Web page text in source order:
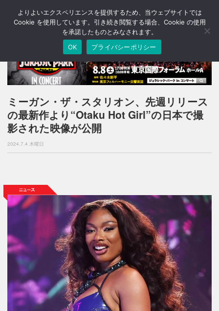
T
o
n
a
v
g
a
n
ミーガン・ザ・スタリオン、先週リリース
の最新作より“Otaku Hot Girl”の日本で撮
影された映像が公開
2024.7.4 木曜日
よりよいエクスペリエンスを提供するため、当ウェブサイトでは
Cookie を使用しています。引き続き閲覧する場合、Cookie の使用
を承諾したものとみなされます。
OK
プライバシーポリシー